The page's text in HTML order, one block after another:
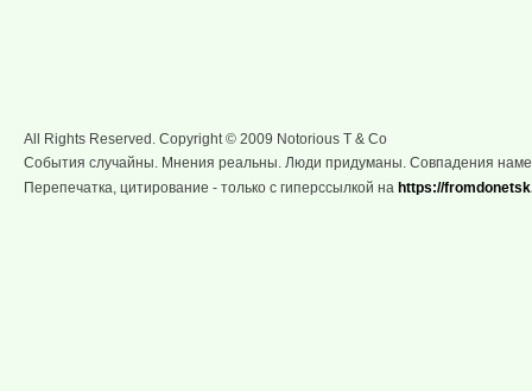
All Rights Reserved. Copyright © 2009 Notorious T & Co
События случайны. Мнения реальны. Люди придуманы. Совпадения
Перепечатка, цитирование - только с гиперссылкой на https://